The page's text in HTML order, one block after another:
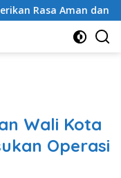
Aman dan Lancarkan
Wali Kota
Operasi